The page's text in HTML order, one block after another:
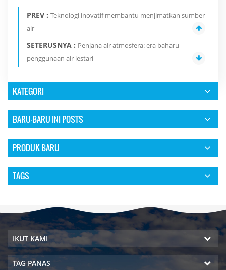
PREV : Teknologi inovatif membantu menjimatkan sumber
air
SETERUSNYA : Penjana air atmosfera: era baharu
penggunaan air lestari
KATEGORI
BARU-BARU INI POSTS
PRODUK BARU
TAGS
IKUT KAMI
TAG PANAS